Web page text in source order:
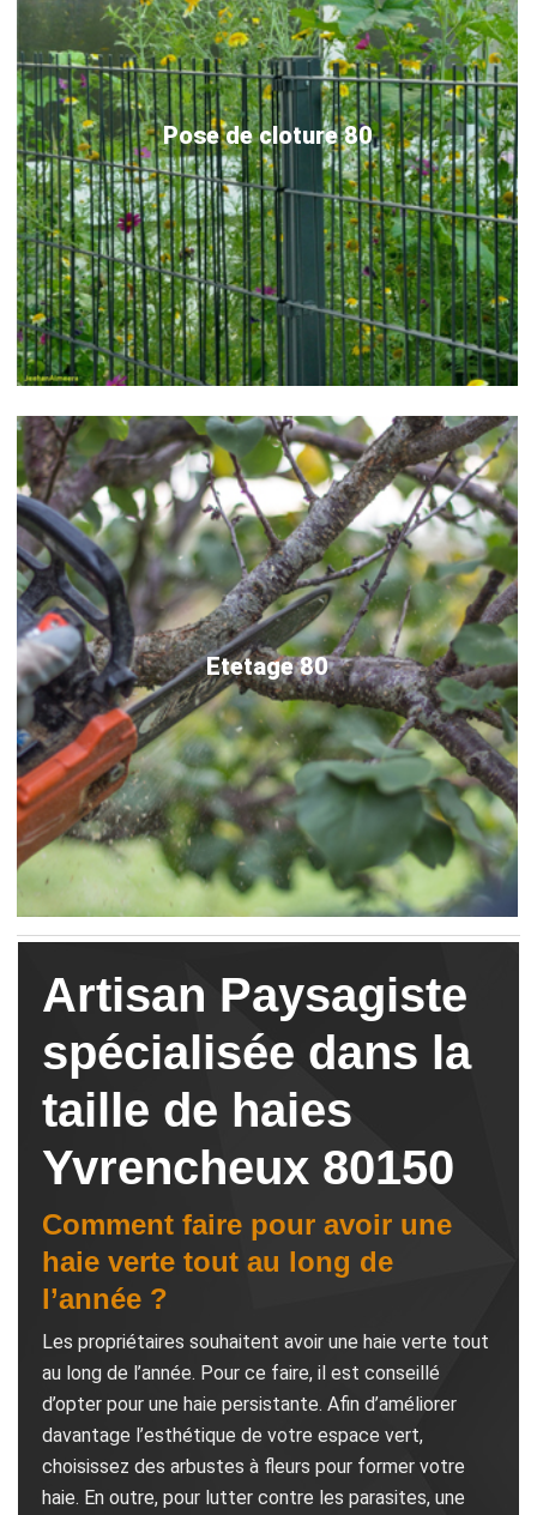
Pose de cloture 80
Etetage 80
Artisan Paysagiste
spécialisée dans la
taille de haies
Yvrencheux 80150
Comment faire pour avoir une
haie verte tout au long de
l’année ?
Les propriétaires souhaitent avoir une haie verte tout
au long de l’année. Pour ce faire, il est conseillé
d’opter pour une haie persistante. Afin d’améliorer
davantage l’esthétique de votre espace vert,
choisissez des arbustes à fleurs pour former votre
haie. En outre, pour lutter contre les parasites, une